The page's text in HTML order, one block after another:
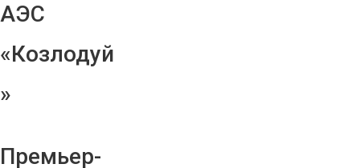
АЭС
«Козлодуй
»
Премьер-